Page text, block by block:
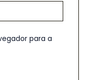
para a